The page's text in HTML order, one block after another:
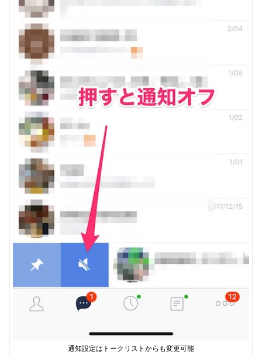
通知設定はトークリストからも変更可能